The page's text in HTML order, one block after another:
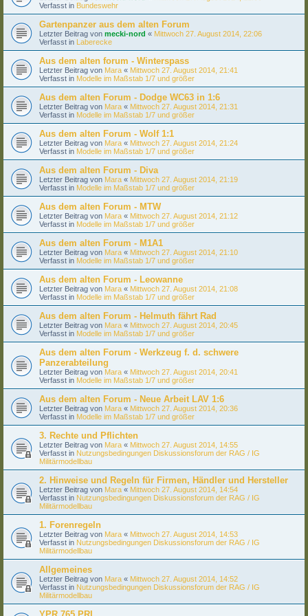
Verfasst in Bundeswehr
Gartenpanzer aus dem alten Forum
Letzter Beitrag von mecki-nord « Mittwoch 27. August 2014, 22:06
Verfasst in Laberecke
Aus dem alten forum - Winterspass
Letzter Beitrag von Mara « Mittwoch 27. August 2014, 21:41
Verfasst in Modelle im Maßstab 1/7 und größer
Aus dem alten Forum - Dodge WC63 in 1:6
Letzter Beitrag von Mara « Mittwoch 27. August 2014, 21:31
Verfasst in Modelle im Maßstab 1/7 und größer
Aus dem alten Forum - Wolf 1:1
Letzter Beitrag von Mara « Mittwoch 27. August 2014, 21:24
Verfasst in Modelle im Maßstab 1/7 und größer
Aus dem alten Forum - Diva
Letzter Beitrag von Mara « Mittwoch 27. August 2014, 21:19
Verfasst in Modelle im Maßstab 1/7 und größer
Aus dem alten Forum - MTW
Letzter Beitrag von Mara « Mittwoch 27. August 2014, 21:12
Verfasst in Modelle im Maßstab 1/7 und größer
Aus dem alten Forum - M1A1
Letzter Beitrag von Mara « Mittwoch 27. August 2014, 21:10
Verfasst in Modelle im Maßstab 1/7 und größer
Aus dem alten Forum - Leowanne
Letzter Beitrag von Mara « Mittwoch 27. August 2014, 21:08
Verfasst in Modelle im Maßstab 1/7 und größer
Aus dem alten Forum - Helmuth fährt Rad
Letzter Beitrag von Mara « Mittwoch 27. August 2014, 20:45
Verfasst in Modelle im Maßstab 1/7 und größer
Aus dem alten Forum - Werkzeug f. d. schwere
Panzerabteilung
Letzter Beitrag von Mara « Mittwoch 27. August 2014, 20:41
Verfasst in Modelle im Maßstab 1/7 und größer
Aus dem alten Forum - Neue Arbeit LAV 1:6
Letzter Beitrag von Mara « Mittwoch 27. August 2014, 20:36
Verfasst in Modelle im Maßstab 1/7 und größer
3. Rechte und Pflichten
Letzter Beitrag von Mara « Mittwoch 27. August 2014, 14:55
Verfasst in Nutzungsbedingungen Diskussionsforum der RAG / IG
Militärmodellbau
2. Hinweise und Regeln für Firmen, Händler und Hersteller
Letzter Beitrag von Mara « Mittwoch 27. August 2014, 14:54
Verfasst in Nutzungsbedingungen Diskussionsforum der RAG / IG
Militärmodellbau
1. Forenregeln
Letzter Beitrag von Mara « Mittwoch 27. August 2014, 14:53
Verfasst in Nutzungsbedingungen Diskussionsforum der RAG / IG
Militärmodellbau
Allgemeines
Letzter Beitrag von Mara « Mittwoch 27. August 2014, 14:52
Verfasst in Nutzungsbedingungen Diskussionsforum der RAG / IG
Militärmodellbau
YPR 765 PRI